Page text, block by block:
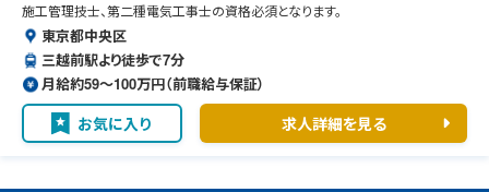
施工管理技士、第二種電気工事士の資格必須となります。
東京都中央区
三越前駅より徒歩で7分
月給約59〜100万円（前職給与保証）
お気に入り 求人詳細を見る